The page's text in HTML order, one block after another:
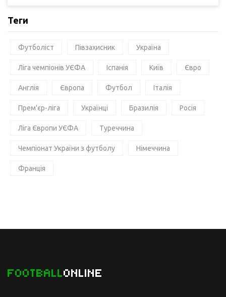
Теги
Футболіст Півзахисник Україна
Ліга чемпіонів УЄФА Іспанія Київ Євро
Англія Європа Футбол Італія
Прем'єр-ліга Українці Бразилія Росія
Ліга Європи УЄФА Туреччина
Чемпіонат України з футболу Німеччина
Франція
FOOTBALLONLINE